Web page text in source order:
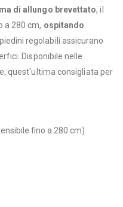
di allungo brevettato, il
a 280 cm, ospitando
regolabili assicurano
Disponibile nelle
quest'ultima consigliata per
fino a 280 cm)​